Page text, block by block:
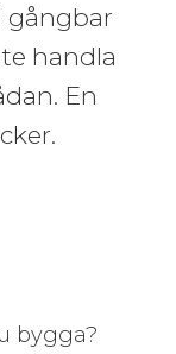
gångbar
handla
En
bygga?